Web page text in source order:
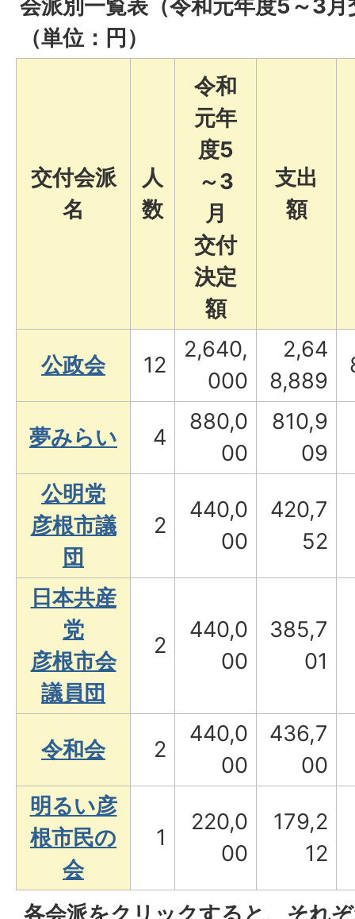
会派別一覧表（令和元年度5～3月
（単位：円）
交付会派
名
人
数
令和
元年
度5
～3
月
交付
決定
額
支出
額
公政会 12
2,640,
000
2,64
8,889
夢みらい 4
880,0
00
810,9
09
公明党
彦根市議
団
2
440,0
00
420,7
52
日本共産
党
彦根市会
議員団
2
440,0
00
385,7
01
令和会 2
440,0
00
436,7
00
明るい彦
根市民の
会
1
220,0
00
179,2
12
各会派をクリックすると、それ